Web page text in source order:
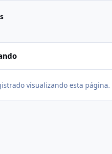
visualizando esta página.